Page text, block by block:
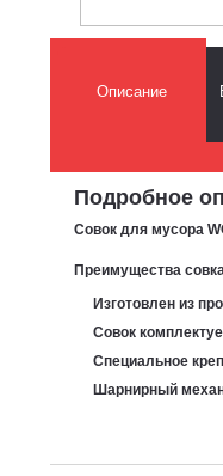
Подробное
Совок для мусора
Преимущества с
Изготовлен из
Совок
Специальное
Шарнирный
Описание